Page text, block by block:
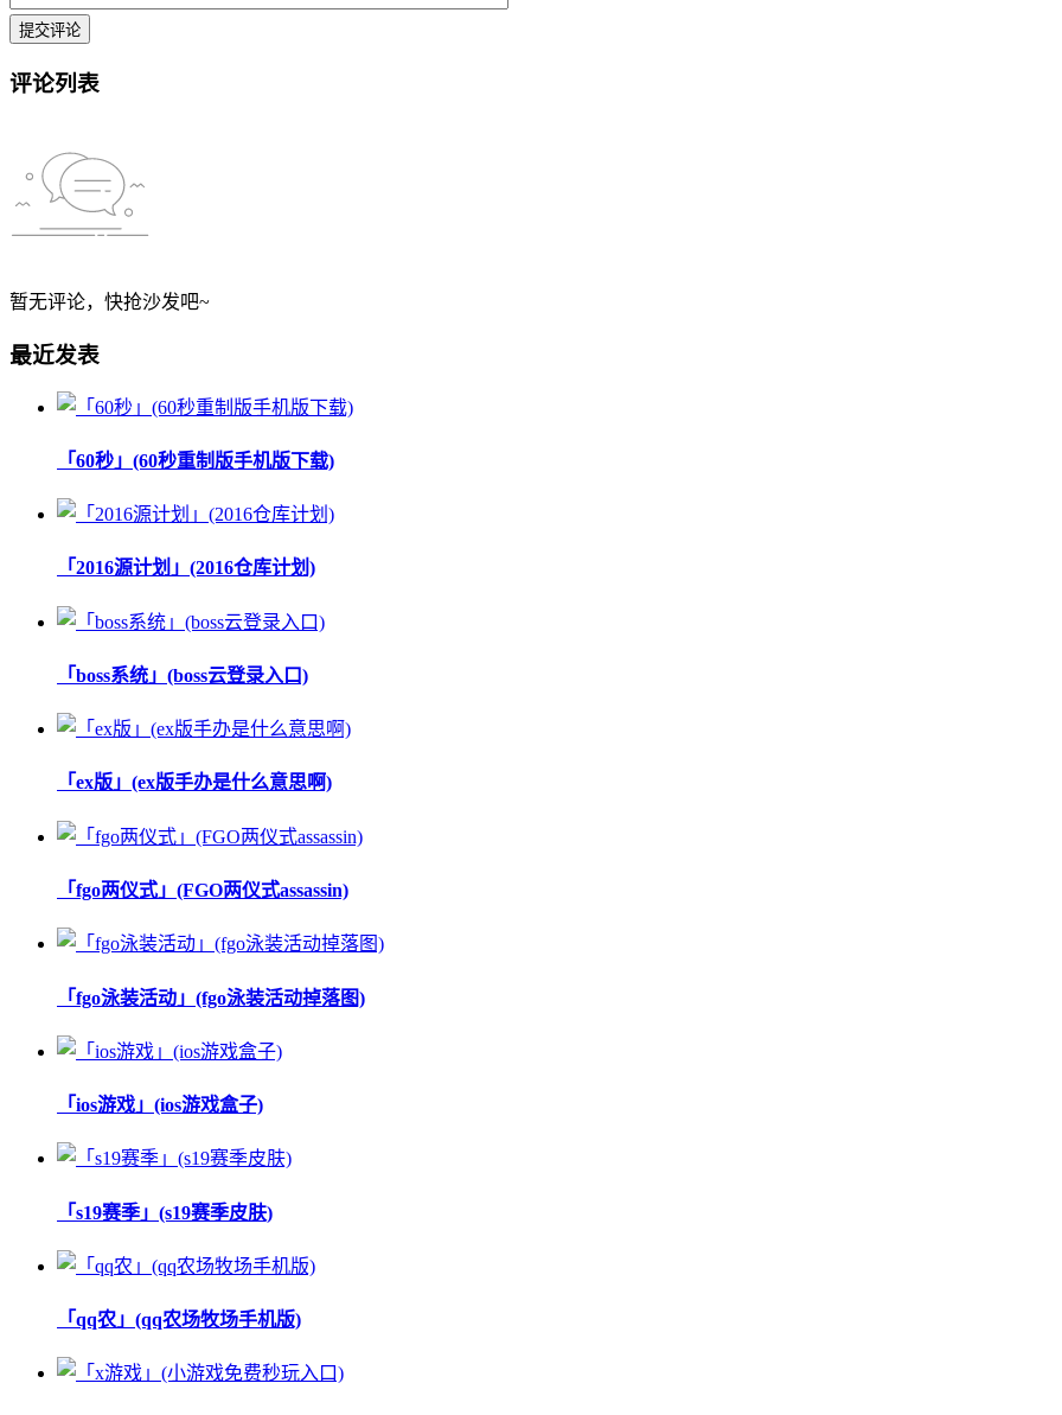
评论列表
暂无评论，快抢沙发吧~
最近发表
「60秒」(60秒重制版手机版下载)
「2016源计划」(2016仓库计划)
「boss系统」(boss云登录入口)
「ex版」(ex版手办是什么意思啊)
「fgo两仪式」(FGO两仪式assassin)
「fgo泳装活动」(fgo泳装活动掉落图)
「ios游戏」(ios游戏盒子)
「s19赛季」(s19赛季皮肤)
「qq农」(qq农场牧场手机版)